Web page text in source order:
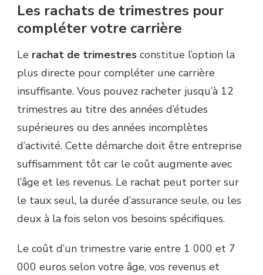
Les rachats de trimestres pour
compléter votre carrière
Le rachat de trimestres constitue l’option la
plus directe pour compléter une carrière
insuffisante. Vous pouvez racheter jusqu’à 12
trimestres au titre des années d’études
supérieures ou des années incomplètes
d’activité. Cette démarche doit être entreprise
suffisamment tôt car le coût augmente avec
l’âge et les revenus. Le rachat peut porter sur
le taux seul, la durée d’assurance seule, ou les
deux à la fois selon vos besoins spécifiques.
Le coût d’un trimestre varie entre 1 000 et 7
000 euros selon votre âge, vos revenus et